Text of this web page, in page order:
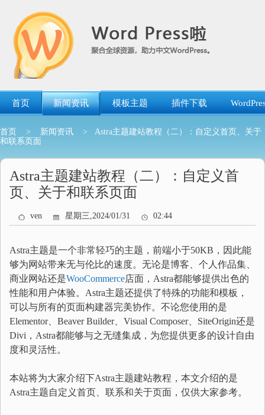
首页 新闻资讯 模板主题 插件下载
首页 > 新闻资讯
> Astra主题建站教程（二）：自定义首页、关于
和联系页面
Astra主题建站教程（二）：自定义首
页、关于和联系页面
ven 星期三,2024/01/31 02:44
Astra主题是一个非常轻巧的主题，前端小于50KB，因此能
够为网站带来无与伦比的速度。无论是博客、个人作品集、
商业网站还是WooCommerce店面，Astra都能够提供出色的
性能和用户体验。Astra主题还提供了特殊的功能和模板，
可以与所有的页面构建器完美协作。不论您使用的是
Elementor、Beaver Builder、Visual Composer、SiteOrigin还是
Divi，Astra都能够与之无缝集成，为您提供更多的设计自由
度和灵活性。
本站将为大家介绍下Astra主题建站教程，本文介绍的是
Astra主题自定义首页、联系和关于页面，仅供大家参考。